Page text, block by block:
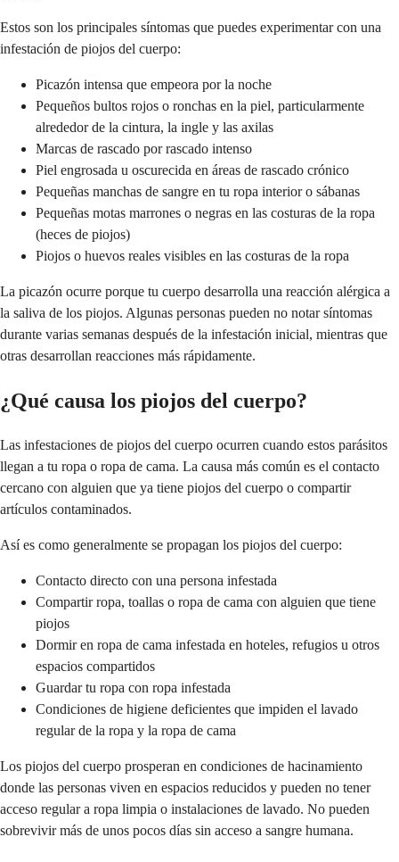
Estos son los principales síntomas que puedes experimentar con una
infestación de piojos del cuerpo:
Picazón intensa que empeora por la noche
Pequeños bultos rojos o ronchas en la piel, particularmente
alrededor de la cintura, la ingle y las axilas
Marcas de rascado por rascado intenso
Piel engrosada u oscurecida en áreas de rascado crónico
Pequeñas manchas de sangre en tu ropa interior o sábanas
Pequeñas motas marrones o negras en las costuras de la ropa
(heces de piojos)
Piojos o huevos reales visibles en las costuras de la ropa
La picazón ocurre porque tu cuerpo desarrolla una reacción alérgica a
la saliva de los piojos. Algunas personas pueden no notar síntomas
durante varias semanas después de la infestación inicial, mientras que
otras desarrollan reacciones más rápidamente.
¿Qué causa los piojos del cuerpo?
Las infestaciones de piojos del cuerpo ocurren cuando estos parásitos
llegan a tu ropa o ropa de cama. La causa más común es el contacto
cercano con alguien que ya tiene piojos del cuerpo o compartir
artículos contaminados.
Así es como generalmente se propagan los piojos del cuerpo:
Contacto directo con una persona infestada
Compartir ropa, toallas o ropa de cama con alguien que tiene
piojos
Dormir en ropa de cama infestada en hoteles, refugios u otros
espacios compartidos
Guardar tu ropa con ropa infestada
Condiciones de higiene deficientes que impiden el lavado
regular de la ropa y la ropa de cama
Los piojos del cuerpo prosperan en condiciones de hacinamiento
donde las personas viven en espacios reducidos y pueden no tener
acceso regular a ropa limpia o instalaciones de lavado. No pueden
sobrevivir más de unos pocos días sin acceso a sangre humana.